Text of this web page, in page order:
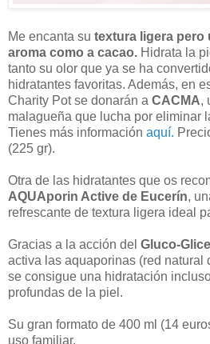
Me encanta su textura ligera pero
aroma como a cacao. Hidrata la
tanto su olor que ya se ha
hidratantes favoritas. Además, en
Charity Pot se donarán a CACMA,
malagueña que lucha por eliminar
Tienes más información aquí.
(225 gr).
Otra de las hidratantes que os
AQUAporin Active de Eucerín,
refrescante de textura ligera ideal
Gracias a la acción del Gluco-
activa las aquaporinas (red natural
se consigue una hidratación
profundas de la piel.
Su gran formato de 400 ml (14
uso familiar.